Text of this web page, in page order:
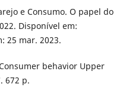
e Consumo. O papel do
Disponível em:
25 mar. 2023.
Consumer behavior Upper
672 p.